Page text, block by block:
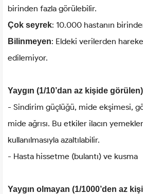
birinden fazla görülebilir.
Çok seyrek: 10.000 hastanın
Bilinmeyen: Eldeki verilerden
edilemiyor.
Yaygın (1/10’dan az kişide görülen)
- Sindirim güçlüğü, mide ekşimesi,
mide ağrısı. Bu etkiler ilacın
kullanılmasıyla azaltılabilir.
- Hasta hissetme (bulantı) ve kusma
Yaygın olmayan (1/1000’den az